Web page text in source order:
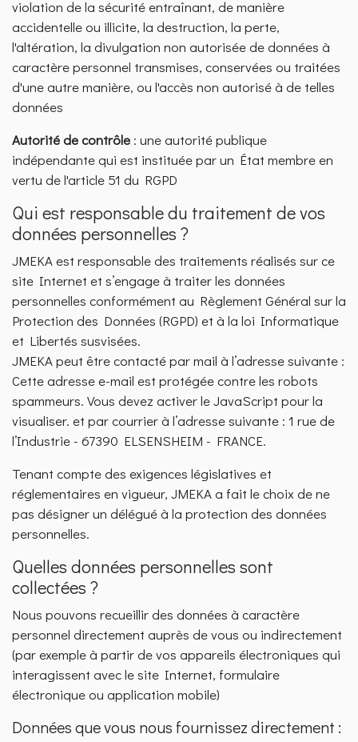
violation de la sécurité entraînant, de manière
accidentelle ou illicite, la destruction, la perte,
l'altération, la divulgation non autorisée de données à
caractère personnel transmises, conservées ou traitées
d'une autre manière, ou l'accès non autorisé à de telles
données
Autorité de contrôle : une autorité publique
indépendante qui est instituée par un État membre en
vertu de l'article 51 du RGPD
Qui est responsable du traitement de vos
données personnelles ?
JMEKA est responsable des traitements réalisés sur ce
site Internet et s’engage à traiter les données
personnelles conformément au Règlement Général sur la
Protection des Données (RGPD) et à la loi Informatique
et Libertés susvisées.
JMEKA peut être contacté par mail à l’adresse suivante :
Cette adresse e-mail est protégée contre les robots
spammeurs. Vous devez activer le JavaScript pour la
visualiser. et par courrier à l’adresse suivante : 1 rue de
l’Industrie - 67390 ELSENSHEIM - FRANCE.
Tenant compte des exigences législatives et
réglementaires en vigueur, JMEKA a fait le choix de ne
pas désigner un délégué à la protection des données
personnelles.
Quelles données personnelles sont
collectées ?
Nous pouvons recueillir des données à caractère
personnel directement auprès de vous ou indirectement
(par exemple à partir de vos appareils électroniques qui
interagissent avec le site Internet, formulaire
électronique ou application mobile)
Données que vous nous fournissez directement :